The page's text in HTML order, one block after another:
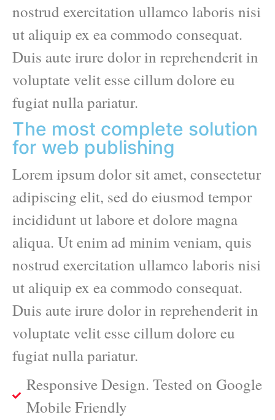
nostrud exercitation ullamco laboris nisi
ut aliquip ex ea commodo consequat.
Duis aute irure dolor in reprehenderit in
voluptate velit esse cillum dolore eu
fugiat nulla pariatur.
The most complete solution
for web publishing
Lorem ipsum dolor sit amet, consectetur
adipiscing elit, sed do eiusmod tempor
incididunt ut labore et dolore magna
aliqua. Ut enim ad minim veniam, quis
nostrud exercitation ullamco laboris nisi
ut aliquip ex ea commodo consequat.
Duis aute irure dolor in reprehenderit in
voluptate velit esse cillum dolore eu
fugiat nulla pariatur.
Responsive Design. Tested on Google
Mobile Friendly